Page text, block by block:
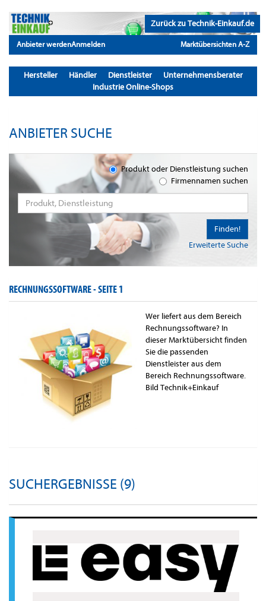
Zurück zu Technik-Einkauf.de
Anbieter werdenAnmelden Marktübersichten A-Z
Hersteller Händler Dienstleister
Unternehmensberater
Industrie Online-Shops
ANBIETER SUCHE
Produkt oder Dienstleistung suchen
Firmennamen suchen
Erweiterte Suche
Finden!
RECHNUNGSSOFTWARE -SEITE 1
Wer liefert aus dem Bereich
Rechnungssoftware? In
dieser Marktübersicht finden
Sie die passenden
Dienstleister aus dem
Bereich Rechnungssoftware.
Bild Technik+Einkauf
SUCHERGEBNISSE (9)